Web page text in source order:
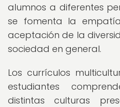
alumnos a diferentes
se fomenta la
aceptación de la
sociedad en general.
Los currículos
estudiantes
distintas culturas